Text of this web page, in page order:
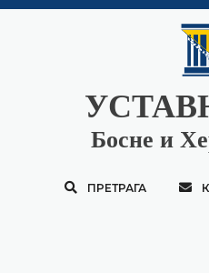
Босне и
ПРЕТРАГА